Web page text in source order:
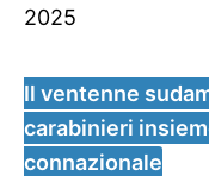
2025
Il ventenne
carabinieri
connazionale